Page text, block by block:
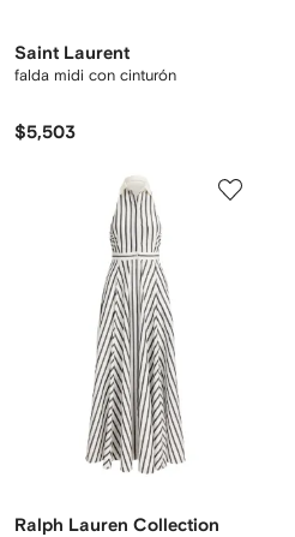
Saint Laurent
falda midi con cinturón
$5,503
Ralph Lauren Collection